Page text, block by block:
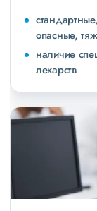
опасные,
наличие
лекарств